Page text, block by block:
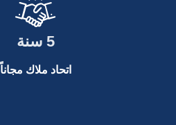
5 سنة
اتحاد ملاك مجاناً